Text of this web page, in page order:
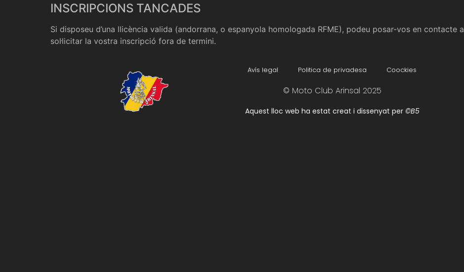
INSCRIPCIONS TANCADES
Si disposeu d’una llicència valida (andorrana, o espanyola homologada RFME), podeu posar-vos en contacte a
sol·licitar la vostra inscripció fora de termini.
Avís legal Politica de privadesa Coockies
© Moto Club Arinsal 2025
Aquest lloc web ha estat creat i dissenyat per ©B5